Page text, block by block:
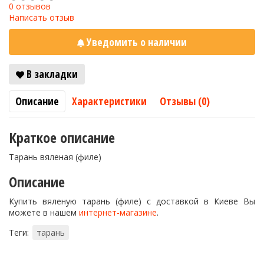
0 отзывов
Написать отзыв
Уведомить о наличии
В закладки
Описание
Характеристики Отзывы (0)
Краткое описание
Тарань вяленая (филе)
Описание
Купить вяленую тарань (филе) с доставкой в Киеве Вы
можете в нашем интернет-магазине.
Теги:
тарань